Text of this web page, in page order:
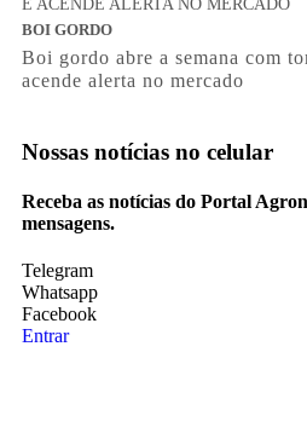
BOI GORDO
Boi gordo abre a semana com
acende alerta no mercado
Nossas notícias no celular
Receba as notícias do Portal
mensagens.
Telegram
Whatsapp
Facebook
Entrar